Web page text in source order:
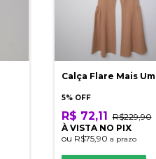
Calça Flare Mais Um
5% OFF
R$ 72,11 R$229,90
À VISTA NO PIX
ou R$75,90 a prazo